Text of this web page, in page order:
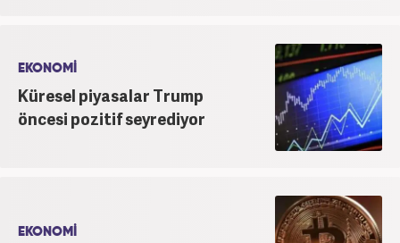
EKONOMİ
Küresel piyasalar Trump
öncesi pozitif seyrediyor
EKONOMİ